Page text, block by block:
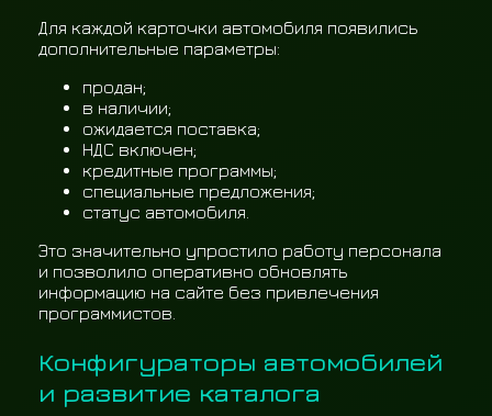
Для каждой карточки автомобиля появились
дополнительные параметры:
продан;
в наличии;
ожидается поставка;
НДС включен;
кредитные программы;
специальные предложения;
статус автомобиля.
Это значительно упростило работу персонала
и позволило оперативно обновлять
информацию на сайте без привлечения
программистов.
Конфигураторы автомобилей
и развитие каталога